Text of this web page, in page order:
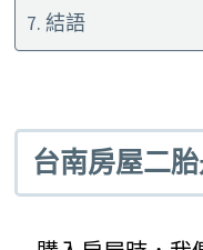
結語
台南房屋二